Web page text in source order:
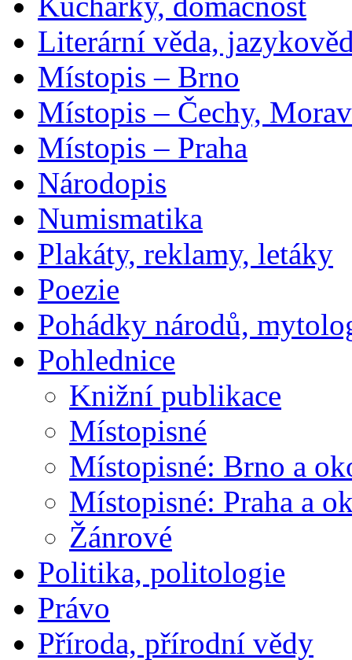
Literární věda,
Místopis – Brno
Místopis – Čechy,
Místopis – Praha
Národopis
Numismatika
Plakáty, reklamy, letáky
Poezie
Pohádky národů,
Pohlednice
Knižní publikace
Místopisné
Místopisné: Brno a
Místopisné: Praha a
Žánrové
Politika, politologie
Právo
Příroda, přírodní vědy